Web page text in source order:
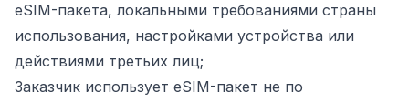
eSIM-пакета, локальными требованиями страны
использования, настройками устройства или
действиями третьих лиц;
Заказчик использует eSIM-пакет не по